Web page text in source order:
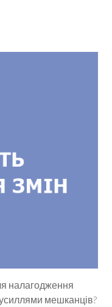
налагодження
мешканців?